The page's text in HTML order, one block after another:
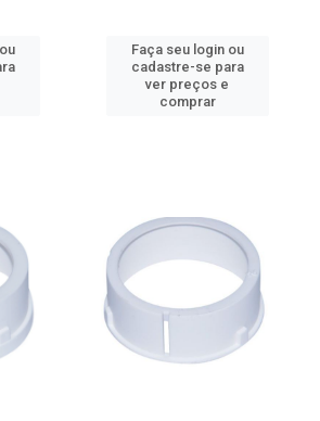
Faça seu login ou
cadastre-se para
ver preços e
comprar